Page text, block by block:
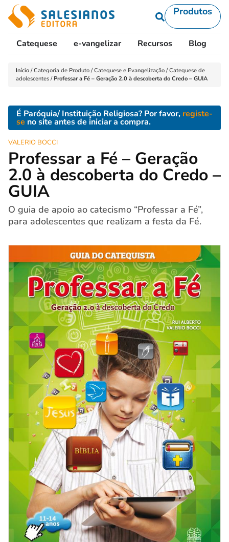
Produtos
Catequese e-vangelizar Recursos Blog
Início /Categoria de Produto /Catequese e Evangelização /Catequese de
adolescentes /Professar a Fé – Geração 2.0 à descoberta do Credo – GUIA
É Paróquia/ Instituição Religiosa? Por favor, registe-
se no site antes de iniciar a compra.
VALERIO BOCCI
Professar a Fé – Geração
2.0 à descoberta do Credo –
GUIA
O guia de apoio ao catecismo “Professar a Fé”,
para adolescentes que realizam a festa da Fé.